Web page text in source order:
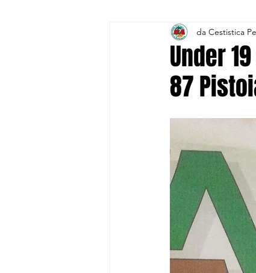
Under 15 Silver Under
CSI Juniores CSI Under
Under
87
da Cestistica